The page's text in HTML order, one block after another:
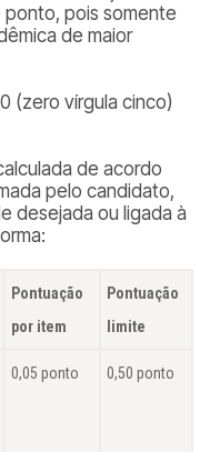
pois somente
de maior
(zero vírgula cinco)
de acordo
pelo candidato,
desejada ou ligada à
Pontuação
por item
Pontuação
limite
0,05 ponto 0,50 ponto